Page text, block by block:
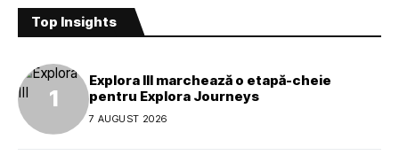
Top Insights
Explora III marchează o etapă-cheie
pentru Explora Journeys
7 AUGUST 2026